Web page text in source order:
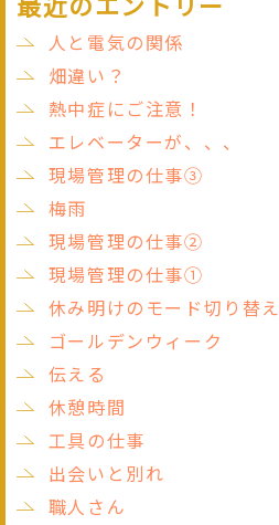
人と電気の関係
畑違い？
熱中症にご注意！
エレベーターが、、、
現場管理の仕事③
梅雨
現場管理の仕事②
現場管理の仕事①
休み明けのモード切り替え
ゴールデンウィーク
伝える
休憩時間
工具の仕事
出会いと別れ
職人さん